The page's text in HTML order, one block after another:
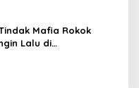
Mafia Rokok
Lalu di